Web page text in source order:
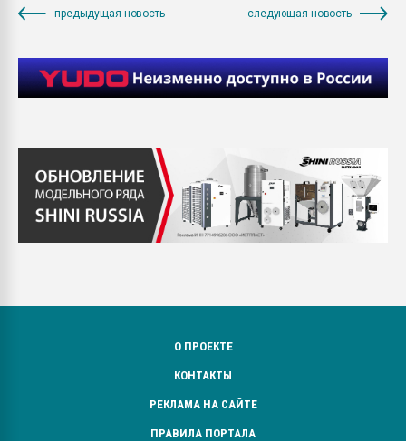
предыдущая новость следующая новость
О ПРОЕКТЕ
КОНТАКТЫ
РЕКЛАМА НА САЙТЕ
ПРАВИЛА ПОРТАЛА